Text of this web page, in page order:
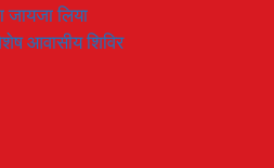
जायजा लिया
आवासीय शिविर